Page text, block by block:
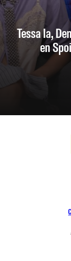
Tessa Ia,
en